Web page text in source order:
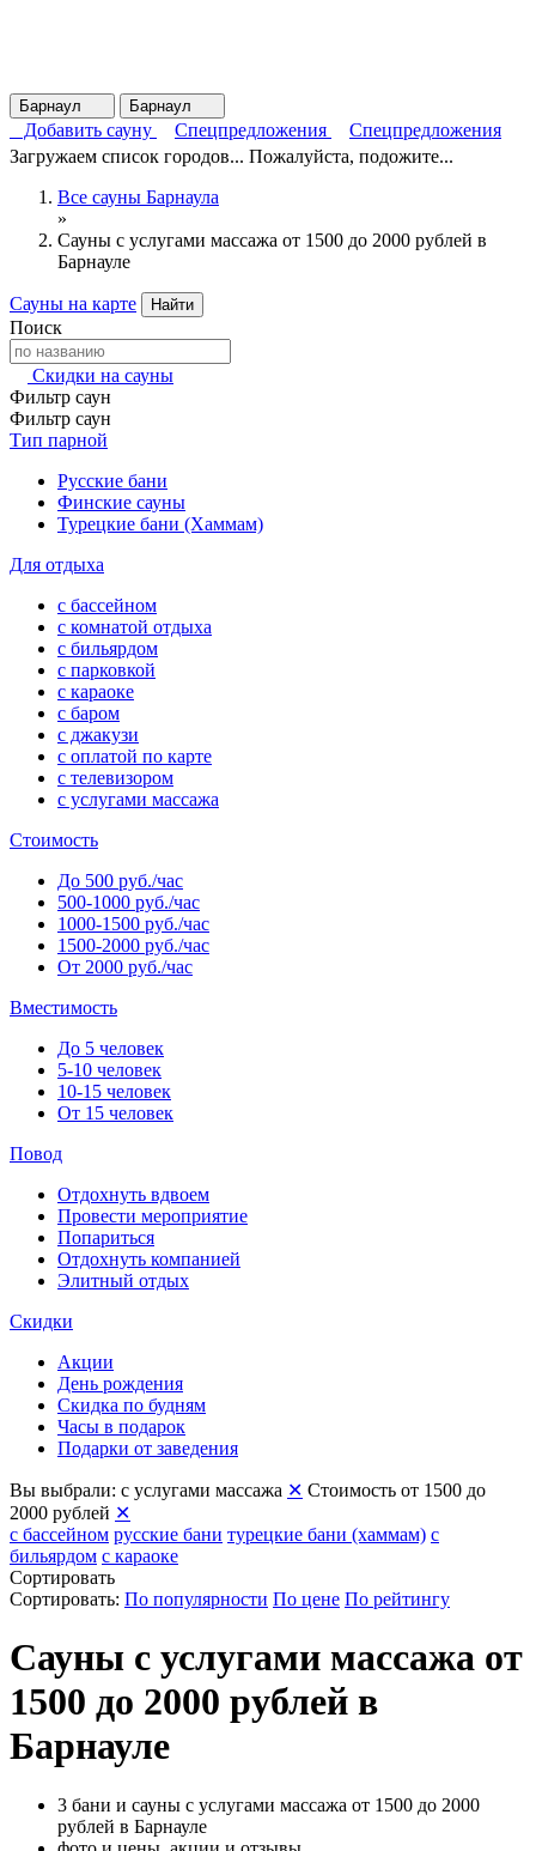
Барнаул Барнаул
Добавить сауну Спецпредложения
Спецпредложения
Загружаем список городов... Пожалуйста, подожите...
Все сауны Барнаула
»
Сауны с услугами массажа от 1500 до 2000 рублей в
Барнауле
Сауны на карте Найти
Поиск
Скидки на сауны
Фильтр саун
Фильтр саун
Тип парной
Русские бани
Финские сауны
Турецкие бани (Хаммам)
Для отдыха
с бассейном
с комнатой отдыха
с бильярдом
с парковкой
с караоке
с баром
с джакузи
с оплатой по карте
с телевизором
с услугами массажа
Стоимость
До 500 руб./час
500-1000 руб./час
1000-1500 руб./час
1500-2000 руб./час
От 2000 руб./час
Вместимость
До 5 человек
5-10 человек
10-15 человек
От 15 человек
Повод
Отдохнуть вдвоем
Провести мероприятие
Попариться
Отдохнуть компанией
Элитный отдых
Скидки
Акции
День рождения
Скидка по будням
Часы в подарок
Подарки от заведения
Вы выбрали: с услугами массажа ✕ Стоимость от 1500 до
2000 рублей ✕
с бассейном русские бани турецкие бани (хаммам) с
бильярдом с караоке
Сортировать
Сортировать: По популярности По цене По рейтингу
Сауны с услугами массажа от
1500 до 2000 рублей в
Барнауле
3 бани и сауны с услугами массажа от 1500 до 2000
рублей в Барнауле